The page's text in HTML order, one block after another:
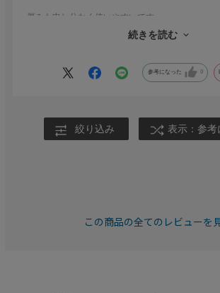
厚みも申し分なく使いやすいです
続きを読む
参考になった 0
絞り込み 表示：参考
この商品の全てのレビューを